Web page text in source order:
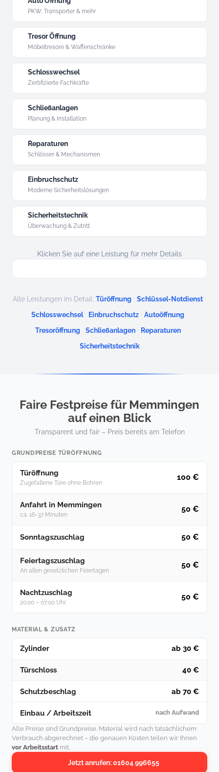
PKW, Transporter & mehr
Tresor Öffnung
Möbeltresore & Waffenschränke
Schlosswechsel
Zertifizierte Fachkräfte
Schließanlagen
Planung & Installation
Reparaturen
Schlösser & Mechanismen
Einbruchschutz
Moderne Sicherheitslösungen
Sicherheitstechnik
Überwachung & Zutritt
Klicken Sie auf eine Leistung für mehr Details
Alle Leistungen im Detail: Türöffnung · Schlüssel-Notdienst ·
Schlosswechsel · Einbruchschutz · Autoöffnung ·
Tresoröffnung · Schließanlagen · Reparaturen ·
Sicherheitstechnik
Faire Festpreise für Memmingen
auf einen Blick
Transparent und fair – Preis bereits am Telefon
GRUNDPREISE TÜRÖFFNUNG
Türöffnung
Zugefallene Türe ohne Bohren
100 €
Anfahrt in Memmingen
ca. 16-37 Minuten
50 €
Sonntagszuschlag 50 €
Feiertagszuschlag
An allen gesetzlichen Feiertagen
50 €
Nachtzuschlag
20:00 – 07:00 Uhr
50 €
MATERIAL & ZUSATZ
Zylinder ab 30 €
Türschloss 40 €
Schutzbeschlag ab 70 €
Einbau / Arbeitszeit nach Aufwand
Alle Preise sind Grundpreise. Material wird nach tatsächlichem
Verbrauch abgerechnet – die genauen Kosten teilen wir Ihnen
vor Arbeitsstart mit.
Jetzt anrufen: 01604 996655